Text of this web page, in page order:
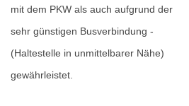
mit dem PKW als auch aufgrund der
sehr günstigen Busverbindung -
(Haltestelle in unmittelbarer Nähe)
gewährleistet.